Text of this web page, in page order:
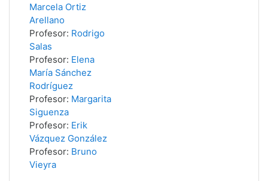
Marcela Ortiz
Arellano
Profesor: Rodrigo
Salas
Profesor: Elena
María Sánchez
Rodríguez
Profesor: Margarita
Siguenza
Profesor: Erik
Vázquez González
Profesor: Bruno
Vieyra